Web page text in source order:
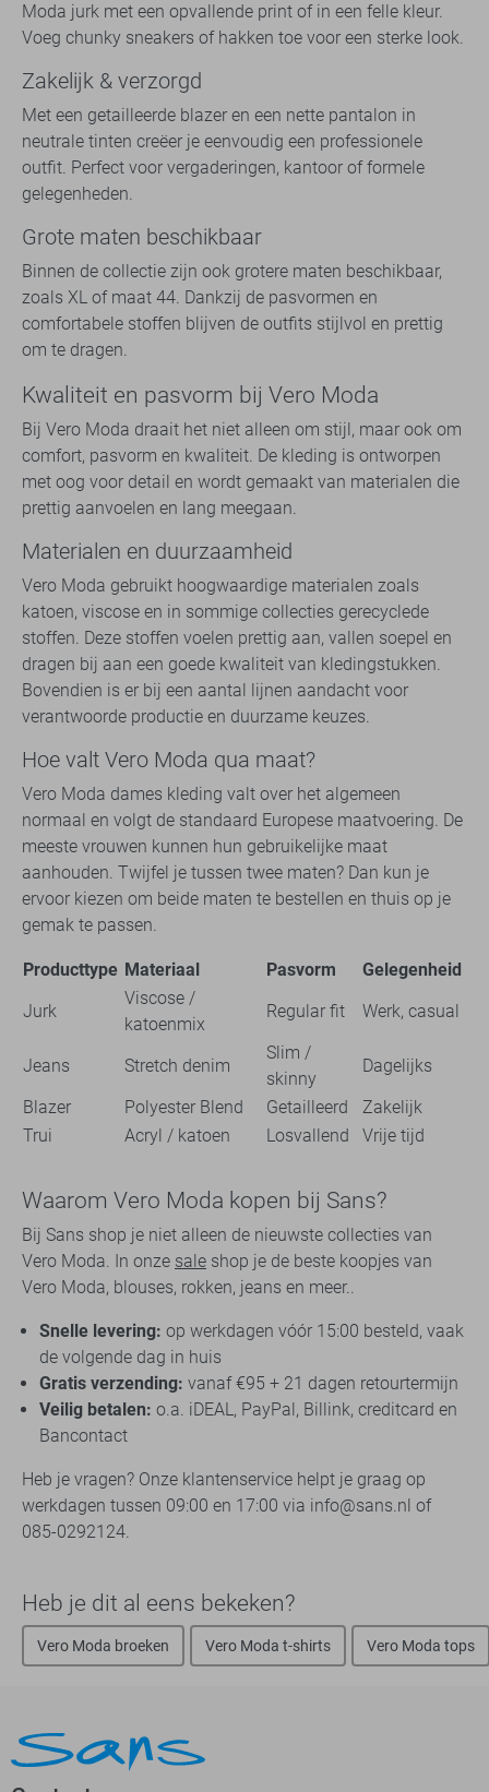
Moda jurk met een opvallende print of in een felle kleur.
Voeg chunky sneakers of hakken toe voor een sterke look.
Zakelijk & verzorgd
Met een getailleerde blazer en een nette pantalon in
neutrale tinten creëer je eenvoudig een professionele
outfit. Perfect voor vergaderingen, kantoor of formele
gelegenheden.
Grote maten beschikbaar
Binnen de collectie zijn ook grotere maten beschikbaar,
zoals XL of maat 44. Dankzij de pasvormen en
comfortabele stoffen blijven de outfits stijlvol en prettig
om te dragen.
Kwaliteit en pasvorm bij Vero Moda
Bij Vero Moda draait het niet alleen om stijl, maar ook om
comfort, pasvorm en kwaliteit. De kleding is ontworpen
met oog voor detail en wordt gemaakt van materialen die
prettig aanvoelen en lang meegaan.
Materialen en duurzaamheid
Vero Moda gebruikt hoogwaardige materialen zoals
katoen, viscose en in sommige collecties gerecyclede
stoffen. Deze stoffen voelen prettig aan, vallen soepel en
dragen bij aan een goede kwaliteit van kledingstukken.
Bovendien is er bij een aantal lijnen aandacht voor
verantwoorde productie en duurzame keuzes.
Hoe valt Vero Moda qua maat?
Vero Moda dames kleding valt over het algemeen
normaal en volgt de standaard Europese maatvoering. De
meeste vrouwen kunnen hun gebruikelijke maat
aanhouden. Twijfel je tussen twee maten? Dan kun je
ervoor kiezen om beide maten te bestellen en thuis op je
gemak te passen.
Producttype Materiaal Pasvorm
Gelegenheid
Jurk
Viscose /
katoenmix
Regular fit Werk, casual
Jeans Stretch denim
Slim /
skinny
Dagelijks
Blazer
Polyester Blend Getailleerd
Zakelijk
Trui
Acryl / katoen Losvallend Vrije tijd
Waarom Vero Moda kopen bij Sans?
Bij Sans shop je niet alleen de nieuwste collecties van
Vero Moda. In onze sale shop je de beste koopjes van
Vero Moda, blouses, rokken, jeans en meer..
Snelle levering: op werkdagen vóór 15:00 besteld, vaak
de volgende dag in huis
Gratis verzending: vanaf €95 + 21 dagen retourtermijn
Veilig betalen: o.a. iDEAL, PayPal, Billink, creditcard en
Bancontact
Heb je vragen? Onze klantenservice helpt je graag op
werkdagen tussen 09:00 en 17:00 via info@sans.nl of
085-0292124.
Heb je dit al eens bekeken?
Vero Moda broeken Vero Moda t-shirts Vero Moda tops